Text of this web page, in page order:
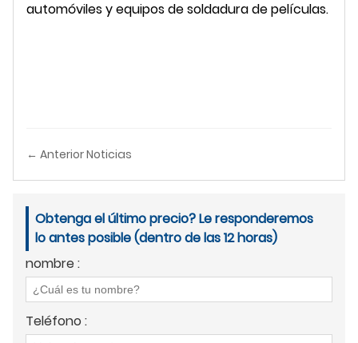
automóviles y equipos de soldadura de películas.
← Anterior Noticias
Obtenga el último precio? Le responderemos
lo antes posible (dentro de las 12 horas)
nombre :
Teléfono :